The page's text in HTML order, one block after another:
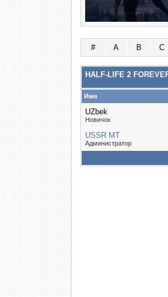
# A B C
HALF-LIFE 2
Имя
UZbek
Новичок
USSR MT
Администратор